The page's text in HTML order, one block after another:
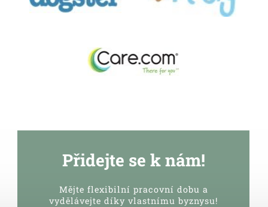
Přidejte se k nám!
Mějte flexibilní pracovní dobu a
vydělávejte díky vlastnímu byznysu!